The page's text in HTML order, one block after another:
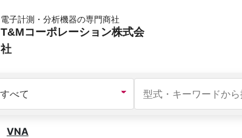
電子計測・分析機器の専門商社
T&Mコーポレーション株式会
社
VNA